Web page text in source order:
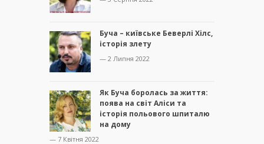
Буча – київське Беверлі Хілс,
історія злету
— 2 Липня 2022
Як Буча боролась за життя:
поява на світ Аліси та
історія польового шпиталю
на дому
— 7 Квітня 2022